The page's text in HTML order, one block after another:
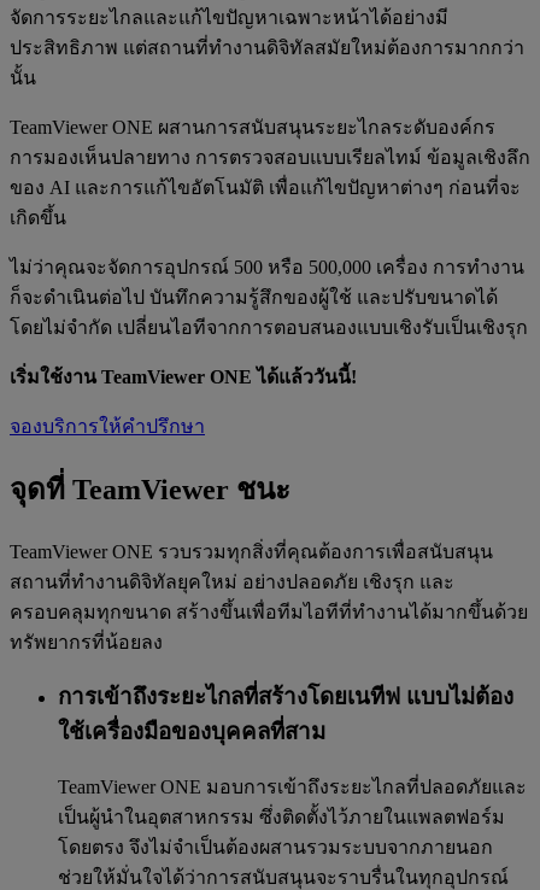
จัดการระยะไกลและแก้ไขปัญหาเฉพาะหน้าได้อย่างมี
ประสิทธิภาพ แต่สถานที่ทำงานดิจิทัลสมัยใหม่ต้องการมากกว่า
นั้น
TeamViewer ONE ผสานการสนับสนุนระยะไกลระดับองค์กร
การมองเห็นปลายทาง การตรวจสอบแบบเรียลไทม์ ข้อมูลเชิงลึก
ของ AI และการแก้ไขอัตโนมัติ เพื่อแก้ไขปัญหาต่างๆ ก่อนที่จะ
เกิดขึ้น
ไม่ว่าคุณจะจัดการอุปกรณ์ 500 หรือ 500,000 เครื่อง การทำงาน
ก็จะดำเนินต่อไป บันทึกความรู้สึกของผู้ใช้ และปรับขนาดได้
โดยไม่จำกัด เปลี่ยนไอทีจากการตอบสนองแบบเชิงรับเป็นเชิงรุก
เริ่มใช้งาน TeamViewer ONE ได้แล้ววันนี้!
จองบริการให้คำปรึกษา
จุดที่ TeamViewer ชนะ
TeamViewer ONE รวบรวมทุกสิ่งที่คุณต้องการเพื่อสนับสนุน
สถานที่ทำงานดิจิทัลยุคใหม่ อย่างปลอดภัย เชิงรุก และ
ครอบคลุมทุกขนาด สร้างขึ้นเพื่อทีมไอทีที่ทำงานได้มากขึ้นด้วย
ทรัพยากรที่น้อยลง
การเข้าถึงระยะไกลที่สร้างโดยเนทีฟ แบบไม่ต้อง
ใช้เครื่องมือของบุคคลที่สาม
TeamViewer ONE มอบการเข้าถึงระยะไกลที่ปลอดภัยและ
เป็นผู้นำในอุตสาหกรรม ซึ่งติดตั้งไว้ภายในแพลตฟอร์ม
โดยตรง จึงไม่จำเป็นต้องผสานรวมระบบจากภายนอก
ช่วยให้มั่นใจได้ว่าการสนับสนุนจะราบรื่นในทุกอุปกรณ์